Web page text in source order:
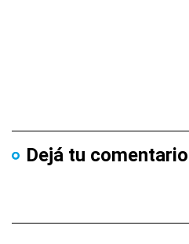
Dejá tu comentario